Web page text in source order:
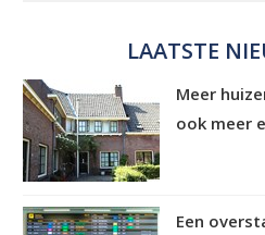
LAATSTE
Meer
ook meer
Een